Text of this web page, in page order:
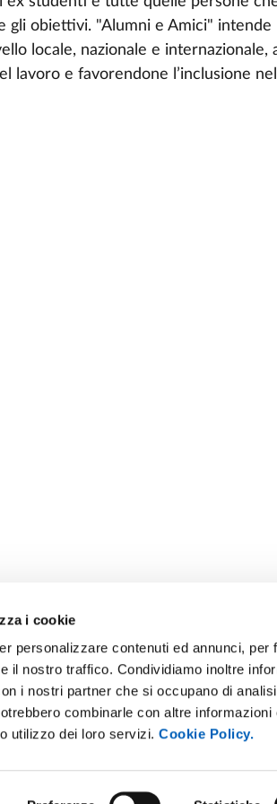
i cookie
personalizzare contenuti ed annunci, per
il nostro traffico. Condividiamo inoltre
i nostri partner che si occupano di
combinarle con altre
utilizzo dei loro servizi.Cookie Policy.
gli obiettivi. "Alumni e Amici" intende
locale, nazionale e internazionale,
lavoro e favorendone l’inclusione
E AMICI DELL’UNIVERSITÀ DI
SOSTENIBILE